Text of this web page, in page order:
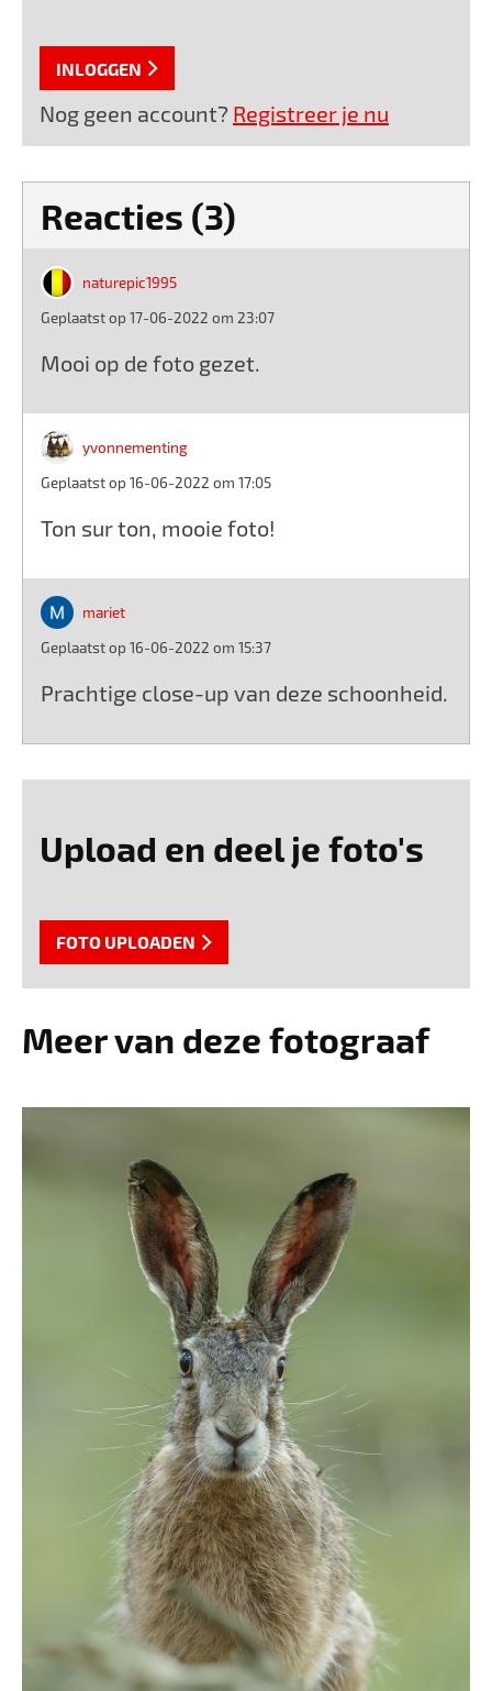
INLOGGEN
Nog geen account? Registreer je nu
Reacties (3)
naturepic1995
Geplaatst op 17-06-2022 om 23:07
Mooi op de foto gezet.
yvonnementing
Geplaatst op 16-06-2022 om 17:05
Ton sur ton, mooie foto!
mariet
Geplaatst op 16-06-2022 om 15:37
Prachtige close-up van deze schoonheid.
Upload en deel je foto's
FOTO UPLOADEN
Meer van deze fotograaf